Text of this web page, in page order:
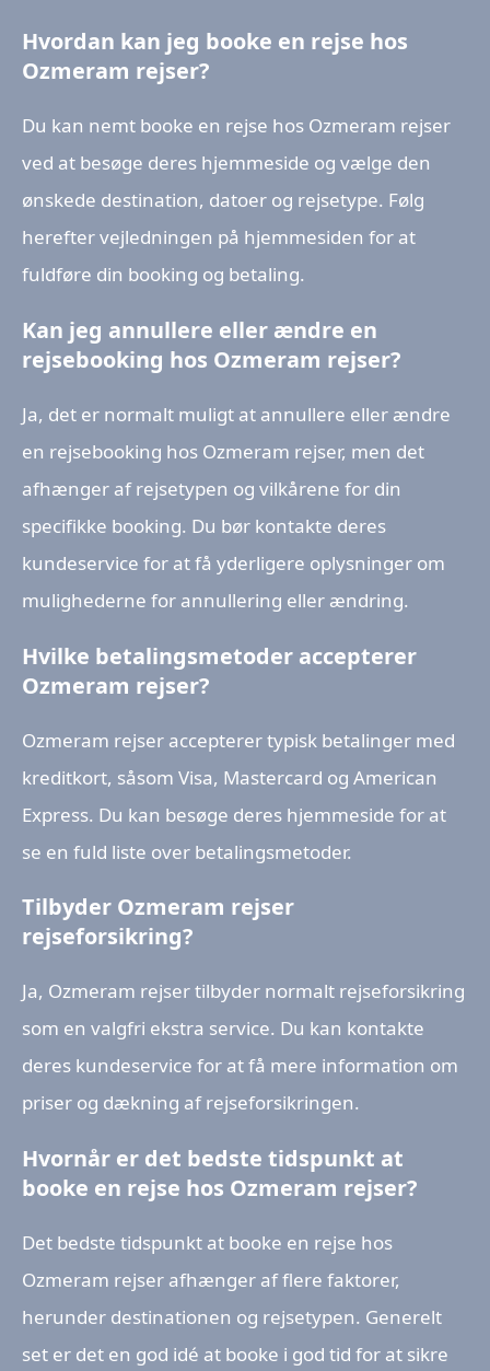
Hvordan kan jeg booke en rejse hos
Ozmeram rejser?
Du kan nemt booke en rejse hos Ozmeram rejser
ved at besøge deres hjemmeside og vælge den
ønskede destination, datoer og rejsetype. Følg
herefter vejledningen på hjemmesiden for at
fuldføre din booking og betaling.
Kan jeg annullere eller ændre en
rejsebooking hos Ozmeram rejser?
Ja, det er normalt muligt at annullere eller ændre
en rejsebooking hos Ozmeram rejser, men det
afhænger af rejsetypen og vilkårene for din
specifikke booking. Du bør kontakte deres
kundeservice for at få yderligere oplysninger om
mulighederne for annullering eller ændring.
Hvilke betalingsmetoder accepterer
Ozmeram rejser?
Ozmeram rejser accepterer typisk betalinger med
kreditkort, såsom Visa, Mastercard og American
Express. Du kan besøge deres hjemmeside for at
se en fuld liste over betalingsmetoder.
Tilbyder Ozmeram rejser
rejseforsikring?
Ja, Ozmeram rejser tilbyder normalt rejseforsikring
som en valgfri ekstra service. Du kan kontakte
deres kundeservice for at få mere information om
priser og dækning af rejseforsikringen.
Hvornår er det bedste tidspunkt at
booke en rejse hos Ozmeram rejser?
Det bedste tidspunkt at booke en rejse hos
Ozmeram rejser afhænger af flere faktorer,
herunder destinationen og rejsetypen. Generelt
set er det en god idé at booke i god tid for at sikre